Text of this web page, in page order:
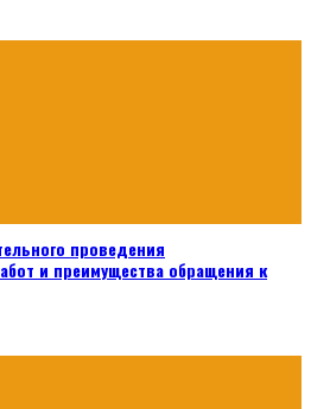
проведения
и преимущества обращения к